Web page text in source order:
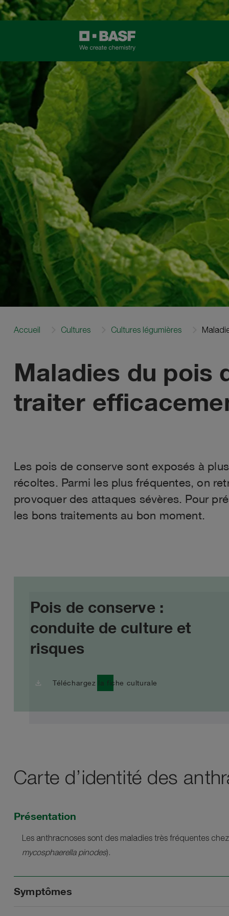
Accueil Cultures Cultures légumières
Maladies du pois
traiter
Les pois de conserve sont exposés à
récoltes. Parmi les plus fréquentes, on
provoquer des attaques sévères. Pour
les bons traitements au bon moment.​
Pois de conserve :
conduite de culture et
risques
download Téléchargez la fiche culturale
Carte d’identité des
Présentation
Les anthracnoses sont des maladies très fréquentes
mycosphaerella pinodes).
Symptômes